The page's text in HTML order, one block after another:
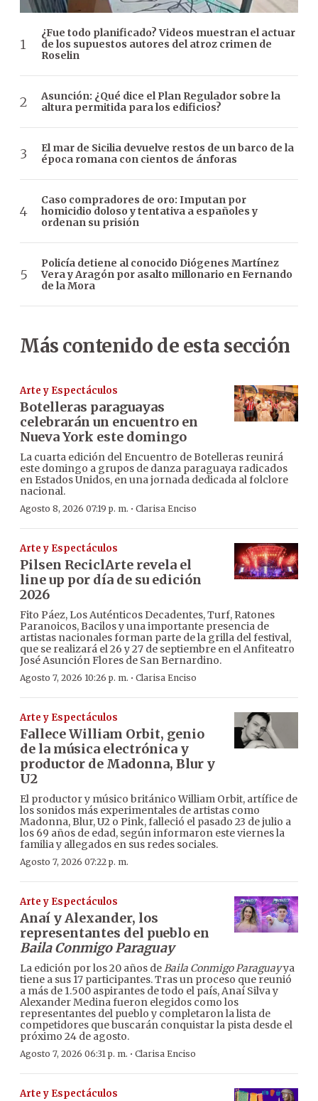
¿Fue todo planificado? Videos muestran el actuar
de los supuestos autores del atroz crimen de
Roselin
Asunción: ¿Qué dice el Plan Regulador sobre la
altura permitida para los edificios?
El mar de Sicilia devuelve restos de un barco de la
época romana con cientos de ánforas
Caso compradores de oro: Imputan por
homicidio doloso y tentativa a españoles y
ordenan su prisión
Policía detiene al conocido Diógenes Martínez
Vera y Aragón por asalto millonario en Fernando
de la Mora
Más contenido de esta sección
Arte y Espectáculos
Botelleras paraguayas
celebrarán un encuentro en
Nueva York este domingo
La cuarta edición del Encuentro de Botelleras reunirá
este domingo a grupos de danza paraguaya radicados
en Estados Unidos, en una jornada dedicada al folclore
nacional.
Agosto 8, 2026 07:19 p. m. · Clarisa Enciso
Arte y Espectáculos
Pilsen ReciclArte revela el
line up por día de su edición
2026
Fito Páez, Los Auténticos Decadentes, Turf, Ratones
Paranoicos, Bacilos y una importante presencia de
artistas nacionales forman parte de la grilla del festival,
que se realizará el 26 y 27 de septiembre en el Anfiteatro
José Asunción Flores de San Bernardino.
Agosto 7, 2026 10:26 p. m. · Clarisa Enciso
Arte y Espectáculos
Fallece William Orbit, genio
de la música electrónica y
productor de Madonna, Blur y
U2
El productor y músico británico William Orbit, artífice de
los sonidos más experimentales de artistas como
Madonna, Blur, U2 o Pink, falleció el pasado 23 de julio a
los 69 años de edad, según informaron este viernes la
familia y allegados en sus redes sociales.
Agosto 7, 2026 07:22 p. m.
Arte y Espectáculos
Anaí y Alexander, los
representantes del pueblo en
Baila Conmigo Paraguay
La edición por los 20 años deBaila Conmigo Paraguayya
tiene a sus 17 participantes. Tras un proceso que reunió
a más de 1.500 aspirantes de todo el país, Anaí Silva y
Alexander Medina fueron elegidos como los
representantes del pueblo y completaron la lista de
competidores que buscarán conquistar la pista desde el
próximo 24 de agosto.
Agosto 7, 2026 06:31 p. m. · Clarisa Enciso
Arte y Espectáculos